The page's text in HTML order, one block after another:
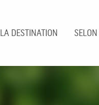
LA DESTINATION